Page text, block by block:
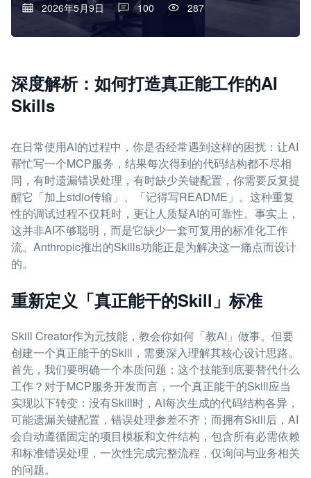
2026年5月9日 100 287
深度解析：如何打造真正能工作的AI
Skills
在日常使用AI的过程中，你是否经常遇到这样的困扰：让AI
帮忙写一个MCP服务，结果每次得到的代码结构都不尽相
同，有时遗漏错误处理，有时缺少关键配置，你需要反复提
醒它「加上stdio传输」、「记得写README」。这种重复
性的调试过程不仅耗时，更让人质疑AI的可靠性。事实上，
这并非AI不够聪明，而是它缺少一套可复用的标准化工作
流。Anthropic推出的Skills功能正是为解决这一痛点而设计
的。
重新定义「真正能干的Skill」标准
Skill Creator作为元技能，教会你如何「教AI」做事。但要
创建一个真正能干的Skill，需要深入理解其核心设计思路。
首先，我们要明确一个本质问题：这个技能到底要替代什么
工作？对于MCP服务开发而言，一个真正能干的Skill应当
实现以下转变：没有Skill时，AI每次生成的代码结构各异，
可能遗漏关键配置，错误处理参差不齐；而拥有Skill后，AI
会自动遵循固定的项目模板和文件结构，包含所有必需依赖
和标准错误处理，一次性完成完整流程，仅询问与业务相关
的问题。